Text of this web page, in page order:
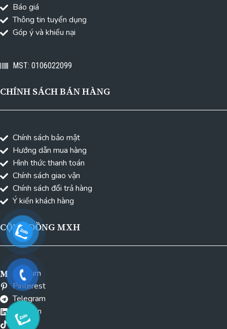
Báo giá
Thông tin tuyển dụng
Góp ý và khiếu nại
MST: 0106022099
CHÍNH SÁCH BÁN HÀNG
Chính sách bảo mật
Hướng dẫn mua hàng
Hình thức thanh toán
Chính sách giao vận
Chính sách đổi trả hàng
Ý kiến khách hàng
CỘNG ĐỒNG MXH
Medium
Pinterest
Telegram
Linkedin
Tiktok